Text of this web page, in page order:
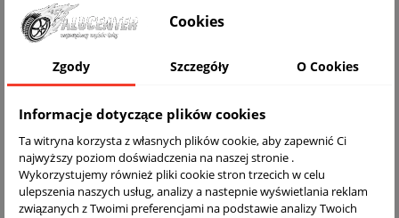
WIZUALIZACJA NA AUCIE
Cookies
Zgody Szczegóły O Cookies
Informacje dotyczące plików cookies
Ta witryna korzysta z własnych plików cookie, aby zapewnić Ci
najwyższy poziom doświadczenia na naszej stronie .
Wykorzystujemy również pliki cookie stron trzecich w celu
ulepszenia naszych usług, analizy a nastepnie wyświetlania reklam
związanych z Twoimi preferencjami na podstawie analizy Twoich